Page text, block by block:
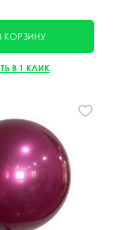
КОРЗИНУ
В 1 КЛИК